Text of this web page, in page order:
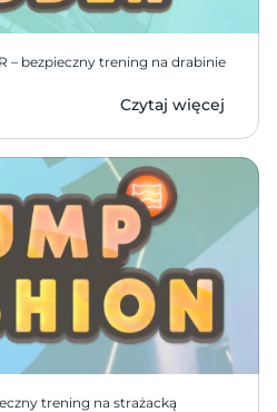
– bezpieczny trening na drabinie
Czytaj więcej
trening na strażacką